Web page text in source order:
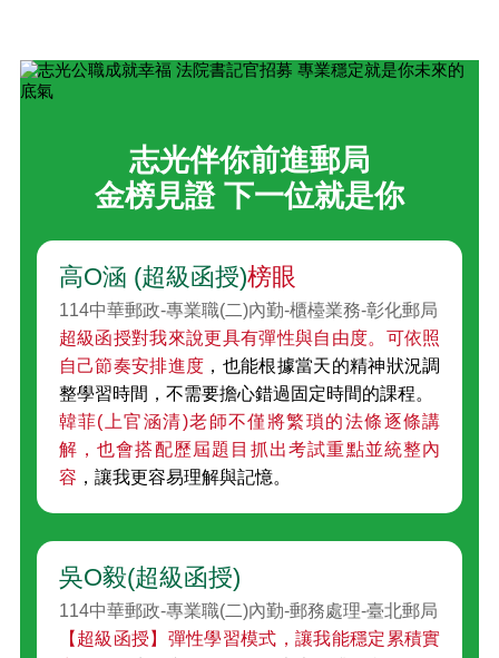
志光伴你前進郵局
金榜見證 下一位就是你
高O涵 (超級函授)榜眼
114中華郵政-專業職(二)內勤-櫃檯業務-彰化郵局
超級函授對我來說更具有彈性與自由度。可依照
自己節奏安排進度 ，也能根據當天的精神狀況調
整學習時間，不需要擔心錯過固定時間的課程。
韓菲(上官涵清)老師不僅將繁瑣的法條逐條講
解，也會搭配歷屆題目抓出考試重點並統整內
容 ，讓我更容易理解與記憶。
吳O毅(超級函授)
114中華郵政-專業職(二)內勤-郵務處理-臺北郵局
【超級函授】彈性學習模式，讓我能穩定累積實